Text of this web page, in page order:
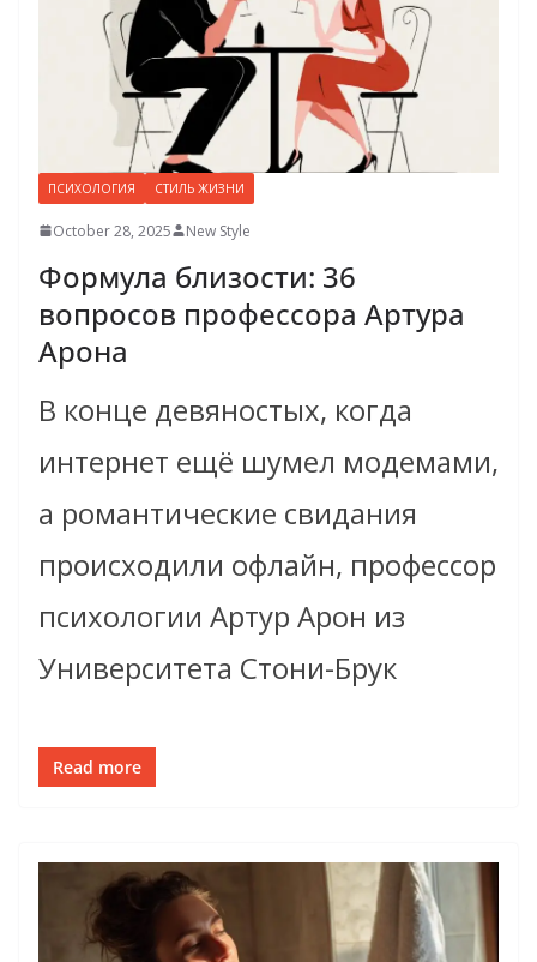
ПСИХОЛОГИЯ СТИЛЬ ЖИЗНИ
October 28, 2025 New Style
Формула близости: 36
вопросов профессора Артура
Арона
В конце девяностых, когда
интернет ещё шумел модемами,
а романтические свидания
происходили офлайн, профессор
психологии Артур Арон из
Университета Стони-Брук
Read more